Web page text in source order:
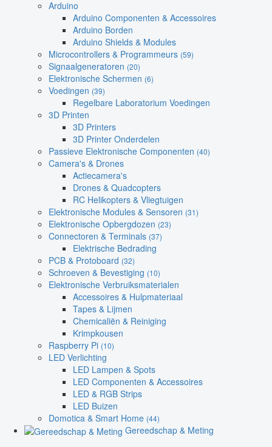
Arduino
Arduino Componenten & Accessoires
Arduino Borden
Arduino Shields & Modules
Microcontrollers & Programmeurs (59)
Signaalgeneratoren (20)
Elektronische Schermen (6)
Voedingen (39)
Regelbare Laboratorium Voedingen
3D Printen
3D Printers
3D Printer Onderdelen
Passieve Elektronische Componenten (40)
Camera's & Drones
Actiecamera's
Drones & Quadcopters
RC Helikopters & Vliegtuigen
Elektronische Modules & Sensoren (31)
Elektronische Opbergdozen (23)
Connectoren & Terminals (37)
Elektrische Bedrading
PCB & Protoboard (32)
Schroeven & Bevestiging (10)
Elektronische Verbruiksmaterialen
Accessoires & Hulpmateriaal
Tapes & Lijmen
Chemicaliën & Reiniging
Krimpkousen
Raspberry Pi (10)
LED Verlichting
LED Lampen & Spots
LED Componenten & Accessoires
LED & RGB Strips
LED Buizen
Domotica & Smart Home (44)
Gereedschap & Meting